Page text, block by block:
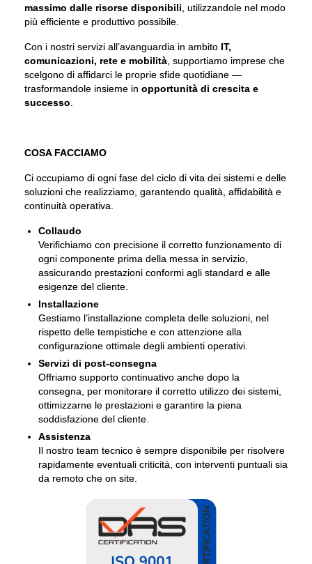
massimo dalle risorse disponibili , utilizzandole nel modo
più efficiente e produttivo possibile.
Con i nostri servizi all’avanguardia in ambito IT,
comunicazioni, rete e mobilità , supportiamo imprese che
scelgono di affidarci le proprie sfide quotidiane —
trasformandole insieme in opportunità di crescita e
successo
COSA FACCIAMO
Ci occupiamo di ogni fase del ciclo di vita dei sistemi e delle
soluzioni che realizziamo, garantendo qualità, affidabilità e
continuità operativa.
Collaudo
Verifichiamo con precisione il corretto funzionamento di
ogni componente prima della messa in servizio,
assicurando prestazioni conformi agli standard e alle
esigenze del cliente.
Installazione
Gestiamo l’installazione completa delle soluzioni, nel
rispetto delle tempistiche e con attenzione alla
configurazione ottimale degli ambienti operativi.
Servizi di post-consegna
Offriamo supporto continuativo anche dopo la
consegna, per monitorare il corretto utilizzo dei sistemi,
ottimizzarne le prestazioni e garantire la piena
soddisfazione del cliente.
Assistenza
Il nostro team tecnico è sempre disponibile per risolvere
rapidamente eventuali criticità, con interventi puntuali sia
da remoto che on site.